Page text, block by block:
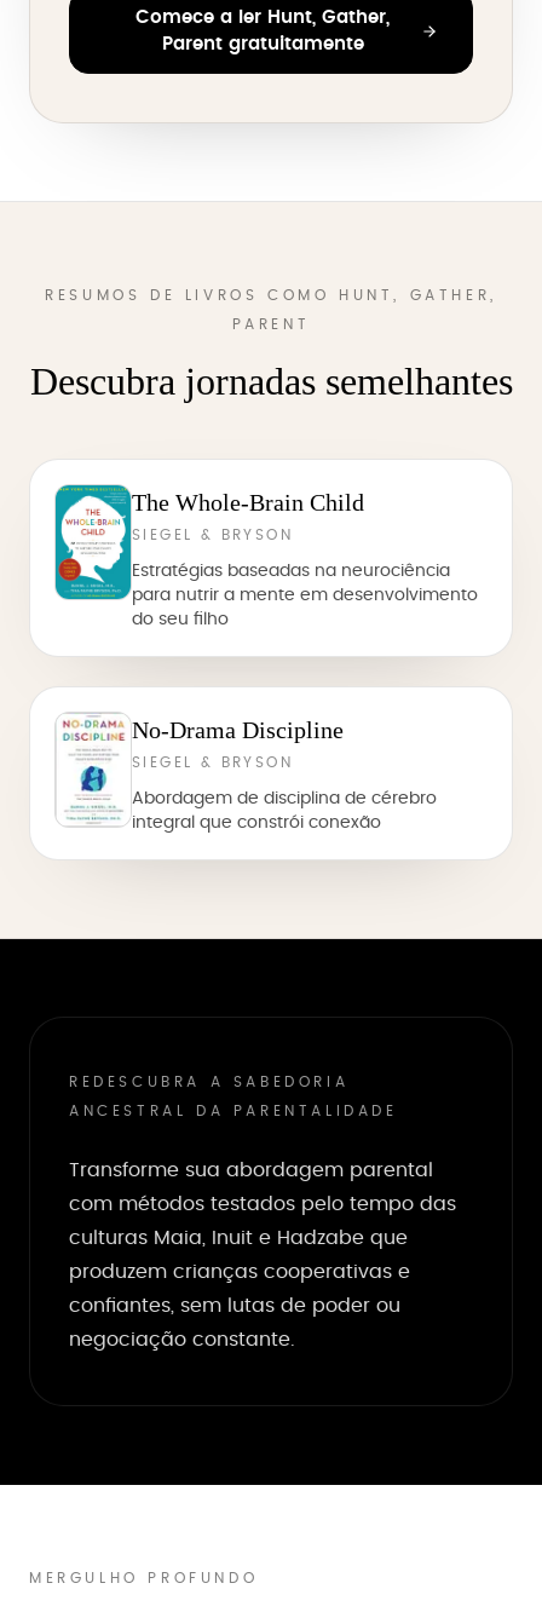
Comece a ler Hunt, Gather,
Parent gratuitamente
RESUMOS DE LIVROS COMO HUNT, GATHER,
PARENT
Descubra jornadas semelhantes
The Whole-Brain Child
SIEGEL & BRYSON
Estratégias baseadas na neurociência
para nutrir a mente em desenvolvimento
do seu filho
No-Drama Discipline
SIEGEL & BRYSON
Abordagem de disciplina de cérebro
integral que constrói conexão
REDESCUBRA A SABEDORIA
ANCESTRAL DA PARENTALIDADE
Transforme sua abordagem parental
com métodos testados pelo tempo das
culturas Maia, Inuit e Hadzabe que
produzem crianças cooperativas e
confiantes, sem lutas de poder ou
negociação constante.
MERGULHO PROFUNDO